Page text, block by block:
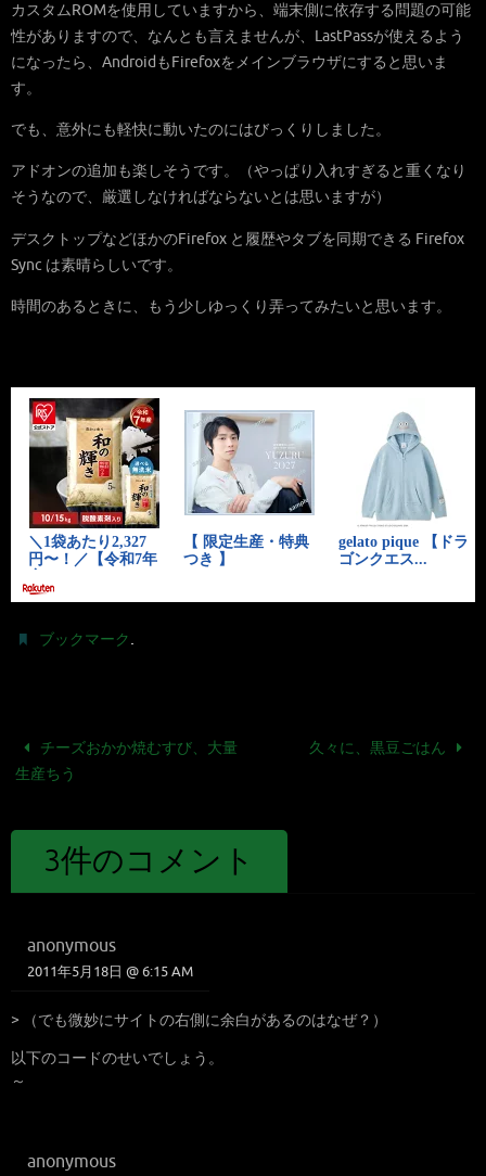
カスタムROMを使用していますから、端末側に依存する問題の可能
性がありますので、なんとも言えませんが、LastPassが使えるよう
になったら、AndroidもFirefoxをメインブラウザにすると思いま
す。
でも、意外にも軽快に動いたのにはびっくりしました。
アドオンの追加も楽しそうです。（やっぱり入れすぎると重くなり
そうなので、厳選しなければならないとは思いますが）
デスクトップなどほかのFirefox と履歴やタブを同期できる Firefox
Sync は素晴らしいです。
時間のあるときに、もう少しゆっくり弄ってみたいと思います。
ブックマーク.
チーズおかか焼むすび、大量
生産ちう
久々に、黒豆ごはん
3件のコメント
anonymous
2011年5月18日 @ 6:15 AM
> （でも微妙にサイトの右側に余白があるのはなぜ？）
以下のコードのせいでしょう。
～
anonymous